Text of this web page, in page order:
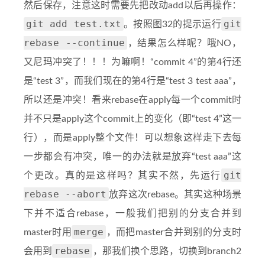
然后保存，注意这时需要先把改动add以后再操作：
git add test.txt 。按照图32的提示运行 git
rebase --continue ，结果怎么样呢？哦NO，
又尼玛冲突了！！！为嘛啊！“commit 4”的第4行还
是“test 3”，而我们现在的第4行是“test 3 test aaa”，
所以还是冲突！看来rebase在apply每一个commit时
并不只是apply这个commit上的变化（即“test 4”这一
行），而是apply整个文件！可以想象这样走下去每
一步都会有冲突，唯一的办法就是放弃“test aaa”这
个更改。真的是这样吗？其实不然，先运行 git
rebase --abort 放弃这次rebase。其实这种场景
下并不适合rebase，一般我们把别的分支合并到
master时用 merge ，而把master合并到别的分支时
会用到
rebase ，那我们换个思路，切换到branch2